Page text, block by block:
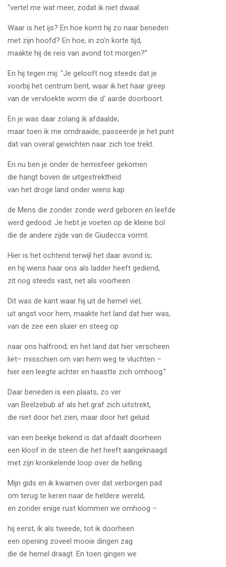
"vertel me wat meer, zodat ik niet dwaal:
Waar is het ijs? En hoe komt hij zo naar beneden
met zijn hoofd? En hoe, in zo'n korte tijd,
maakte hij de reis van avond tot morgen?”
En hij tegen mij: "Je gelooft nog steeds dat je
voorbij het centrum bent, waar ik het haar greep
van de vervloekte worm die d' aarde doorboort.
En je was daar zolang ik afdaalde;
maar toen ik me omdraaide, passeerde je het punt
dat van overal gewichten naar zich toe trekt.
En nu ben je onder de hemisfeer gekomen
die hangt boven de uitgestrektheid
van het droge land onder wiens kap
de Mens die zonder zonde werd geboren en leefde
werd gedood: Je hebt je voeten op de kleine bol
die de andere zijde van de Giudecca vormt.
Hier is het ochtend terwijl het daar avond is;
en hij wiens haar ons als ladder heeft gediend,
zit nog steeds vast, net als voorheen.
Dit was de kant waar hij uit de hemel viel;
uit angst voor hem, maakte het land dat hier was,
van de zee een sluier en steeg op
naar ons halfrond; en het land dat hier verscheen
liet– misschien om van hem weg te vluchten –
hier een leegte achter en haastte zich omhoog.”
Daar beneden is een plaats, zo ver
van Beëlzebub af als het graf zich uitstrekt,
die niet door het zien, maar door het geluid
van een beekje bekend is dat afdaalt doorheen
een kloof in de steen die het heeft aangeknaagd
met zijn kronkelende loop over de helling.
Mijn gids en ik kwamen over dat verborgen pad
om terug te keren naar de heldere wereld;
en zonder enige rust klommen we omhoog –
hij eerst, ik als tweede, tot ik doorheen
een opening zoveel mooie dingen zag
die de hemel draagt. En toen gingen we